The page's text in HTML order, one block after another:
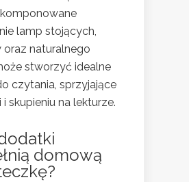
lamp stojących,
oraz naturalnego
stworzyć idealne
czytania, sprzyjające
skupieniu na lekturze.
domową